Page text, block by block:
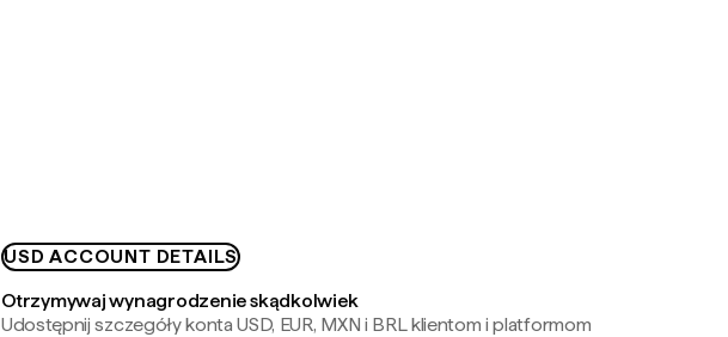
USD ACCOUNT DETAILS
Otrzymywaj wynagrodzenie skądkolwiek
Udostępnij szczegóły konta USD, EUR, MXN i BRL klientom i platformom